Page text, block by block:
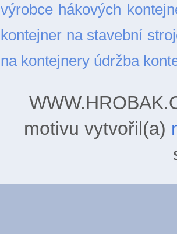
výrobce hákových
kontejner na stavební
na kontejnery údržba
motivu vytvořil(a)